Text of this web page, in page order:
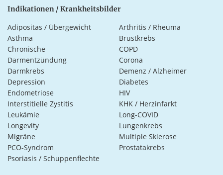
Indikationen / Krankheitsbilder
Adipositas / Übergewicht
Arthritis / Rheuma
Asthma
Brustkrebs
Chronische
Darmentzündung
COPD
Corona
Darmkrebs
Demenz / Alzheimer
Depression
Diabetes
Endometriose
HIV
Interstitielle Zystitis
KHK / Herzinfarkt
Leukämie
Long-COVID
Longevity
Lungenkrebs
Migräne
Multiple Sklerose
PCO-Syndrom
Prostatakrebs
Psoriasis / Schuppenflechte